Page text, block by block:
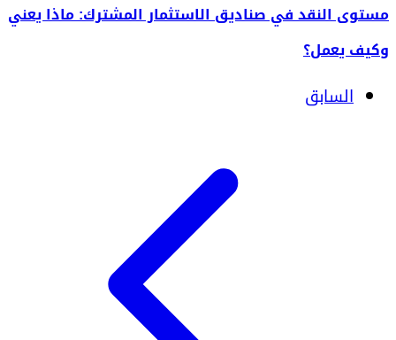
مستوى النقد في صناديق الاستثمار المشترك: ماذا يعني
وكيف يعمل؟
السابق